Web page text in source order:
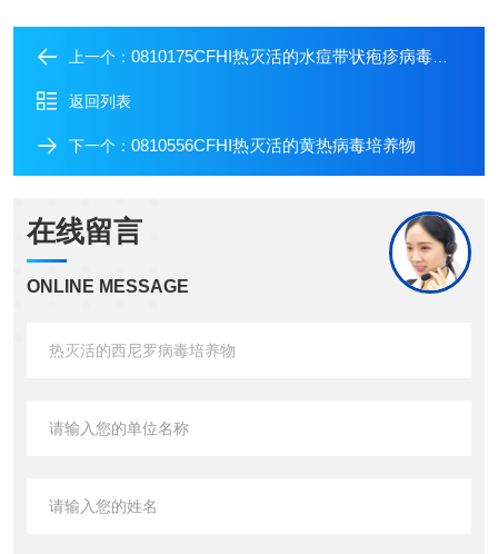
上一个： 0810175CFHI热灭活的水痘带状疱疹病毒培养物
返回列表
下一个： 0810556CFHI热灭活的黄热病毒培养物
在线留言
ONLINE MESSAGE